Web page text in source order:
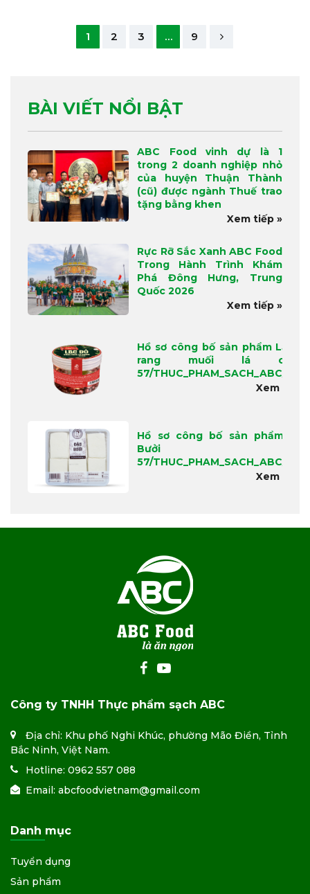
1 2 3 … 9
BÀI VIẾT NỔI BẬT
ABC Food vinh dự là 1
trong 2 doanh nghiệp nhỏ
của huyện Thuận Thành
(cũ) được ngành Thuế trao
tặng bằng khen
Xem tiếp »
Rực Rỡ Sắc Xanh ABC Food
Trong Hành Trình Khám
Phá Đông Hưng, Trung
Quốc 2026
Xem tiếp »
Hồ sơ công bố sản phẩm Lạc
rang muối lá
57/THUC_PHAM_SACH_ABC/
Xem tiếp
Hồ sơ công bố sản phẩm
Bưởi
57/THUC_PHAM_SACH_ABC/
Xem tiếp
Công ty TNHH Thực phẩm sạch ABC
Địa chỉ: Khu phố Nghi Khúc, phường Mão Điền, Tỉnh
Bắc Ninh, Việt Nam.
Hotline: 0962 557 088
Email: abcfoodvietnam@gmail.com
Danh mục
Tuyển dụng
Sản phẩm